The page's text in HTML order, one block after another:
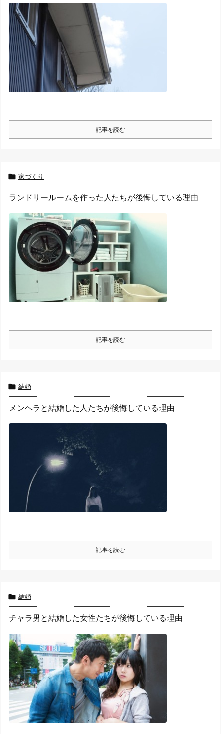
記事を読む
 家づくり
ランドリールームを作った人たちが後悔している理由
記事を読む
 結婚
メンヘラと結婚した人たちが後悔している理由
記事を読む
 結婚
チャラ男と結婚した女性たちが後悔している理由